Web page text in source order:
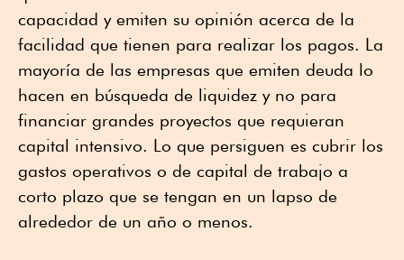
capacidad y emiten su opinión acerca de la
facilidad que tienen para realizar los pagos. La
mayoría de las empresas que emiten deuda lo
hacen en búsqueda de liquidez y no para
financiar grandes proyectos que requieran
capital intensivo. Lo que persiguen es cubrir los
gastos operativos o de capital de trabajo a
corto plazo que se tengan en un lapso de
alrededor de un año o menos.